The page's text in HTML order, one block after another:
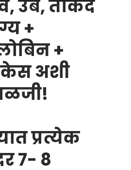
उब, ताकद
+
+
केस अशी
प्रत्येक
7- 8